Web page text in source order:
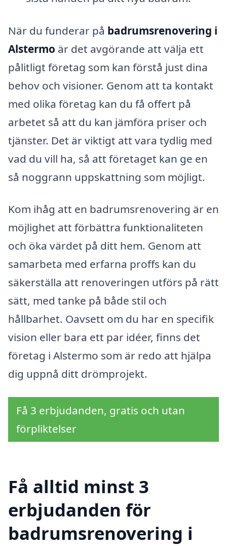
När du funderar på badrumsrenovering i
Alstermo är det avgörande att välja ett
pålitligt företag som kan förstå just dina
behov och visioner. Genom att ta kontakt
med olika företag kan du få offert på
arbetet så att du kan jämföra priser och
tjänster. Det är viktigt att vara tydlig med
vad du vill ha, så att företaget kan ge en
så noggrann uppskattning som möjligt.
Kom ihåg att en badrumsrenovering är en
möjlighet att förbättra funktionaliteten
och öka värdet på ditt hem. Genom att
samarbeta med erfarna proffs kan du
säkerställa att renoveringen utförs på rätt
sätt, med tanke på både stil och
hållbarhet. Oavsett om du har en specifik
vision eller bara ett par idéer, finns det
företag i Alstermo som är redo att hjälpa
dig uppnå ditt drömprojekt.
Få 3 erbjudanden, gratis och utan
förpliktelser
Få alltid minst 3
erbjudanden för
badrumsrenovering i